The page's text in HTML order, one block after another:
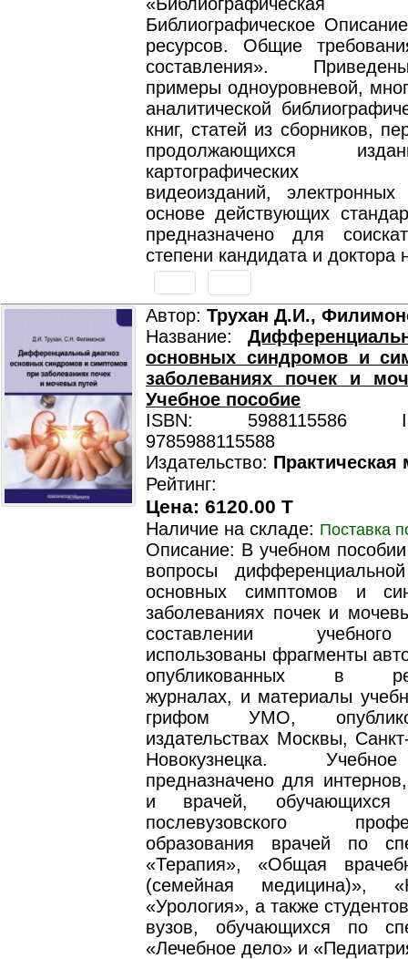
Библиографическое
ресурсов. Общие
составления».
примеры одноуровневой,
аналитической
книг, статей из сборников,
продолжающихся
картографических
видеоизданий,
основе действующих
предназначено для
степени кандидата и доктора
Автор: Трухан Д.И.,
Название:
основных синдромов и
заболеваниях почек и
Учебное пособие
ISBN: 5988115586
9785988115588
Издательство: Практическая
Рейтинг:
Цена: 6120.00 T
Наличие на складе: Поставка
Описание: В учебном
вопросы дифференциальной
основных симптомов и
заболеваниях почек и
составлении
использованы фрагменты
опубликованных в
журналах, и материалы
грифом УМО,
издательствах Москвы,
Новокузнецка.
предназначено для
и врачей,
послевузовского
образования врачей по
«Терапия», «Общая
(семейная медицина)»,
«Урология», а также
вузов, обучающихся по
«Лечебное дело» и